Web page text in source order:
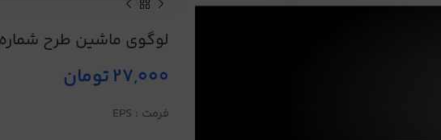
لوگوی ماشین طرح شماره 443
27,000تومان
فرمت : EPS